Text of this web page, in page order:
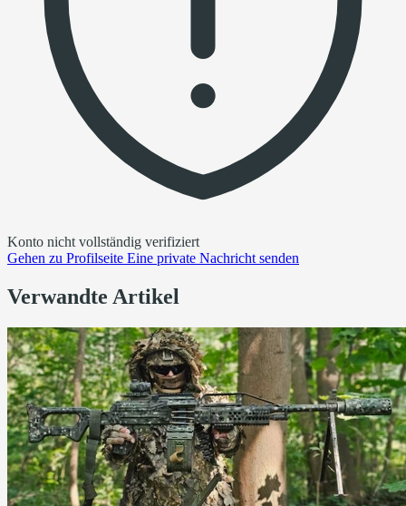
Konto nicht vollständig verifiziert
Gehen zu Profilseite Eine private Nachricht senden
Verwandte Artikel